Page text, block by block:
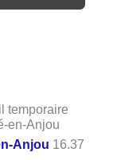
temporaire
en-Anjou
Anjou 16.37